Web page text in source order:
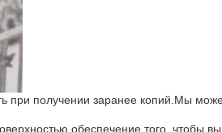
при получении заранее копий.Мы
того, чтобы